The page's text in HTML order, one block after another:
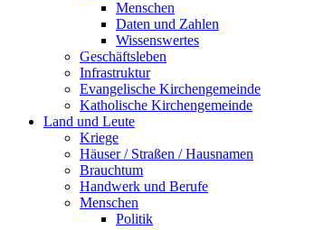
Menschen
Daten und Zahlen
Wissenswertes
Geschäftsleben
Infrastruktur
Evangelische Kirchengemeinde
Katholische Kirchengemeinde
Land und Leute
Kriege
Häuser / Straßen / Hausnamen
Brauchtum
Handwerk und Berufe
Menschen
Politik